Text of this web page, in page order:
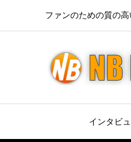
ファンのための質の高
インタビ